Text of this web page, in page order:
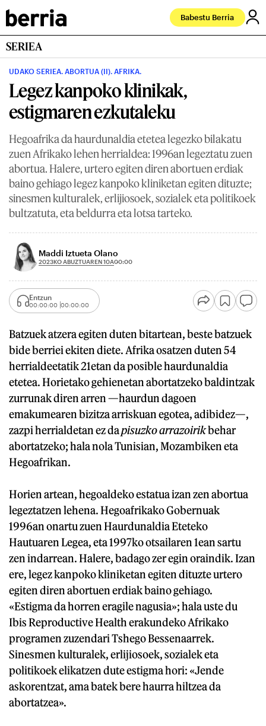
Babestu Berria
SERIEA
UDAKO SERIEA. ABORTUA (II). AFRIKA.
Legez kanpoko klinikak,
estigmaren ezkutaleku
Hegoafrika da haurdunaldia etetea legezko bilakatu
zuen Afrikako lehen herrialdea: 1996an legeztatu zuen
abortua. Halere, urtero egiten diren abortuen erdiak
baino gehiago legez kanpoko kliniketan egiten dituzte;
sinesmen kulturalek, erlijiosoek, sozialek eta politikoek
bultzatuta, eta beldurra eta lotsa tarteko.
Maddi Iztueta Olano
2023KO ABUZTUAREN 10A00:00
Entzun
00:00:00 00:00:00
Batzuek atzera egiten duten bitartean, beste batzuek
bide berriei ekiten diete. Afrika osatzen duten 54
herrialdeetatik 21etan da posible haurdunaldia
etetea. Horietako gehienetan abortatzeko baldintzak
zurrunak diren arren —haurdun dagoen
emakumearen bizitza arriskuan egotea, adibidez—,
zazpi herrialdetan ez dapisuzko arrazoirikbehar
abortatzeko; hala nola Tunisian, Mozambiken eta
Hegoafrikan.
Horien artean, hegoaldeko estatua izan zen abortua
legeztatzen lehena. Hegoafrikako Gobernuak
1996an onartu zuen Haurdunaldia Eteteko
Hautuaren Legea, eta 1997ko otsailaren 1ean sartu
zen indarrean. Halere, badago zer egin oraindik. Izan
ere, legez kanpoko kliniketan egiten dituzte urtero
egiten diren abortuen erdiak baino gehiago.
«Estigma da horren eragile nagusia»; hala uste du
Ibis Reproductive Health erakundeko Afrikako
programen zuzendari Tshego Bessenaarrek.
Sinesmen kulturalek, erlijiosoek, sozialek eta
politikoek elikatzen dute estigma hori: «Jende
askorentzat, ama batek bere haurra hiltzea da
abortatzea».